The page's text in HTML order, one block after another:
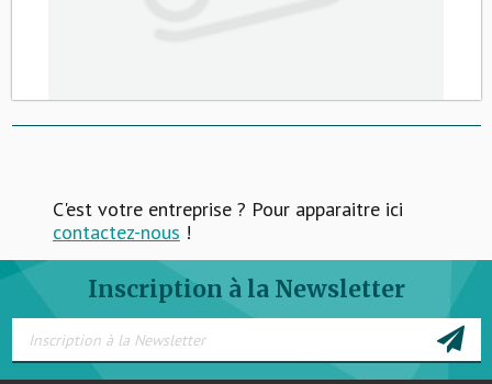
C'est votre entreprise ? Pour apparaitre ici
contactez-nous !
Inscription à la Newsletter